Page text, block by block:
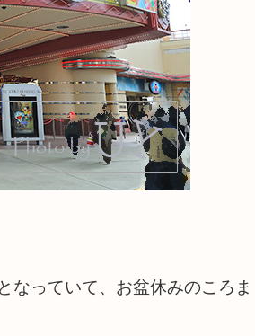
なっていて、お盆休みのころま